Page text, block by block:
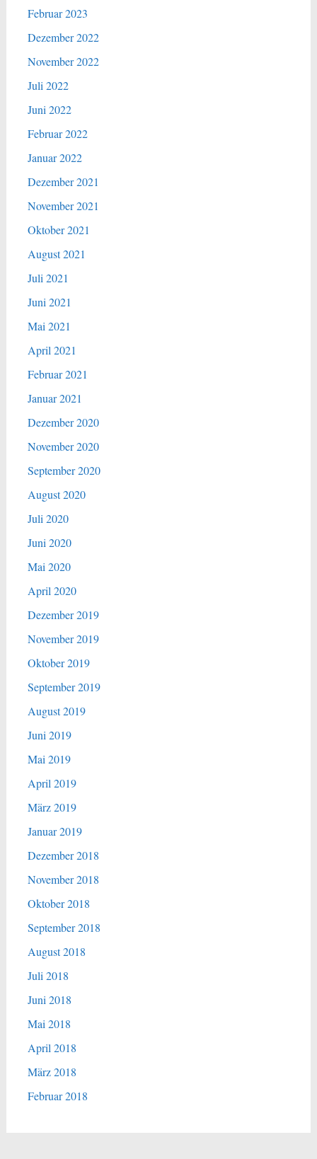
Februar 2023
Dezember 2022
November 2022
Juli 2022
Juni 2022
Februar 2022
Januar 2022
Dezember 2021
November 2021
Oktober 2021
August 2021
Juli 2021
Juni 2021
Mai 2021
April 2021
Februar 2021
Januar 2021
Dezember 2020
November 2020
September 2020
August 2020
Juli 2020
Juni 2020
Mai 2020
April 2020
Dezember 2019
November 2019
Oktober 2019
September 2019
August 2019
Juni 2019
Mai 2019
April 2019
März 2019
Januar 2019
Dezember 2018
November 2018
Oktober 2018
September 2018
August 2018
Juli 2018
Juni 2018
Mai 2018
April 2018
März 2018
Februar 2018